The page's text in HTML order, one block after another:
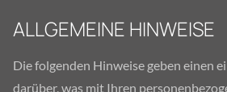
ALLGEMEINE HINWEISE
Die folgenden Hinweise geben einen
darüber, was mit Ihren